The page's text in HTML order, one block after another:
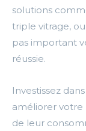
solutions
triple vitrage,
pas important
réussie.
Investissez
améliorer votre
de leur